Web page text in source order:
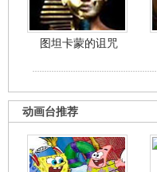
图坦卡蒙的诅咒
动画台推荐